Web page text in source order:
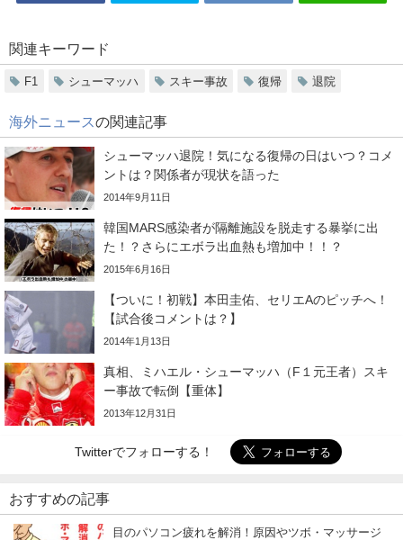
関連キーワード
F1 シューマッハ スキー事故 復帰 退院
海外ニュースの関連記事
シューマッハ退院！気になる復帰の日はいつ？コメ
ントは？関係者が現状を語った
2014年9月11日
韓国MARS感染者が隔離施設を脱走する暴挙に出
た！？さらにエボラ出血熱も増加中！！？
2015年6月16日
【ついに！初戦】本田圭佑、セリエAのピッチへ！
【試合後コメントは？】
2014年1月13日
真相、ミハエル・シューマッハ（F１元王者）スキ
ー事故で転倒【重体】
2013年12月31日
Twitterでフォローする！
おすすめの記事
目のパソコン疲れを解消！原因やツボ・マッサージ